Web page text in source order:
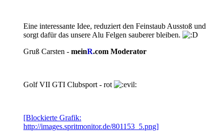
Eine interessante Idee, reduziert den Feinstaub Ausstoß und
sorgt dafür das unsere Alu Felgen sauberer bleiben.
Gruß Carsten - meinR.com Moderator
Golf VII GTI Clubsport - rot
[Blockierte Grafik:
http://images.spritmonitor.de/801153_5.png]